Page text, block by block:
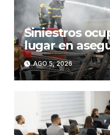
Siniestros
lugar en
AGO 5, 2026